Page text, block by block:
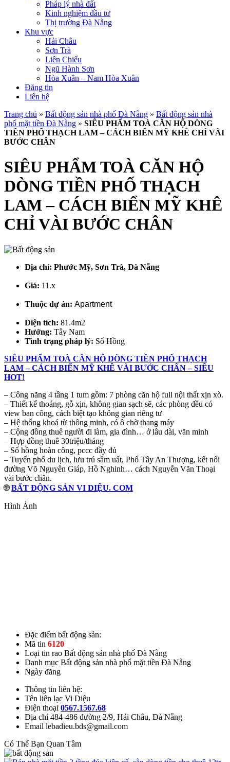
Pháp lý nhà đất
Kinh nghiệm đầu tư
Thị trường Đà Nẵng
Khu vực
Hải Châu
Sơn Trà
Liên Chiểu
Ngũ Hành Sơn
Hòa Xuân – Nam Hòa Xuân
Đăng tin
Liên hệ
Trang chủ » Bất động sản nhà phố Đà Nẵng » Bất động sản nhà
phố mặt tiền Đà Nẵng » SIÊU PHẨM TOÀ CĂN HỘ DÒNG
TIỀN PHỐ THẠCH LAM – CÁCH BIỂN MỸ KHÊ CHỈ VÀI
BƯỚC CHÂN
SIÊU PHẨM TOÀ CĂN HỘ
DÒNG TIỀN PHỐ THẠCH
LAM – CÁCH BIỂN MỸ KHÊ
CHỈ VÀI BƯỚC CHÂN
Địa chỉ: Phước Mỹ, Sơn Trà, Đà Nẵng
Giá: 11.x
Thuộc dự án: Apartment
Diện tích: 81.4m2
Hướng: Tây Nam
Tình trạng pháp lý: Sổ Hồng
SIÊU PHẨM TOÀ CĂN HỘ DÒNG TIỀN PHỐ THẠCH
LAM – CÁCH BIỂN MỸ KHÊ VÀI BƯỚC CHÂN – SIÊU
HOT!
– Công năng 4 tầng 1 tum gồm: 7 phòng căn hộ full nội thất xịn xò.
– Thiết kế thoáng, gỗ xịn, không gian sạch sẽ, các phòng đều có
view ban công, cách biệt tạo không gian riêng tư
– Hệ thống khoá từ thông minh, có ô chờ thang máy
– Cộng đồng thuê người đi làm, gia đình… ở lâu dài, văn minh
– Hợp đồng thuê 30triệu/tháng
– Sổ hồng hoàn công, pccc đầy đủ
– Tuyến phố du lịch, lưu trú sầm uất, Phố Tây An Thượng, kết nối
đường Võ Nguyên Giáp, Hồ Nghinh… cách Nguyễn Văn Thoại
vài bước chân.
🌐BẤT ĐỘNG SẢN VI DIỆU. COM
Hình Ảnh
Đặc điểm bất động sản:
Mã tin 6120
Loại tin rao Bất động sản nhà phố Đà Nẵng
Danh mục Bất động sản nhà phố mặt tiền Đà Nẵng
Ngày đăng
Thông tin liên hệ:
Tên liên lạc Vi Diệu
Điện thoại 0567.1567.68
Địa chỉ 484-486 đường 2/9, Hải Châu, Đà Nẵng
Email lebadieu.bds@gmail.com
Có Thể Bạn Quan Tâm